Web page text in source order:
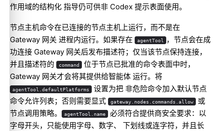
作用域的结构化 指导仍可供非 Codex 提示表面使用。
节点主机命令在已连接的节点主机上运行，而不是在
Gateway 网关 进程内运行。如果存在
agentTool ，节点会在成
功连接 Gateway 网关后发布描述符；仅当该节点保持连接，
并且描述符的
command 位于节点已批准的命令表面中时，
Gateway 网关才会将其提供给智能体 运行。将
agentTool.defaultPlatforms 设置为把 非危险命令加入默认节点
命令允许列表；否则需要显式
gateway.nodes.commands.allow 或
节点调用策略。
agentTool.name 必须符合提供商安全要求：以
字母开头，只能使用字母、数字、 下划线或连字符，并且长